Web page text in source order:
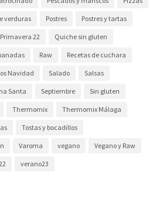
verduras Postres Postres y tartas
Primavera 22 Quiche sin gluten
Raw Recetas de cuchara
Navidad Salado Salsas
Santa Septiembre Sin gluten
Thermomix Thermomix Málaga
Tostas y bocadillos
Varoma vegano Vegano y Raw
verano23